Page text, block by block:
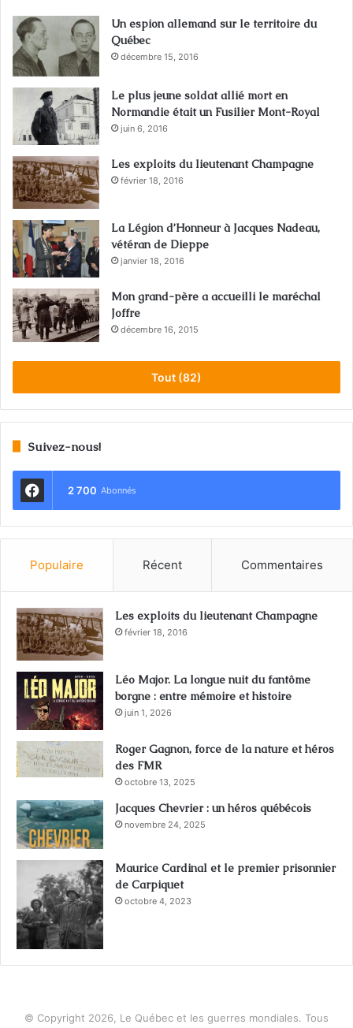
Un espion allemand sur le territoire du
Québec
décembre 15, 2016
Le plus jeune soldat allié mort en
Normandie était un Fusilier Mont-Royal
juin 6, 2016
Les exploits du lieutenant Champagne
février 18, 2016
La Légion d’Honneur à Jacques Nadeau,
vétéran de Dieppe
janvier 18, 2016
Mon grand-père a accueilli le maréchal
Joffre
décembre 16, 2015
Tout (82)
Suivez-nous!
2 700 Abonnés
Populaire Récent Commentaires
Les exploits du lieutenant Champagne
février 18, 2016
Léo Major. La longue nuit du fantôme
borgne : entre mémoire et histoire
juin 1, 2026
Roger Gagnon, force de la nature et héros
des FMR
octobre 13, 2025
Jacques Chevrier : un héros québécois
novembre 24, 2025
Maurice Cardinal et le premier prisonnier
de Carpiquet
octobre 4, 2023
© Copyright 2026, Le Québec et les guerres mondiales. Tous